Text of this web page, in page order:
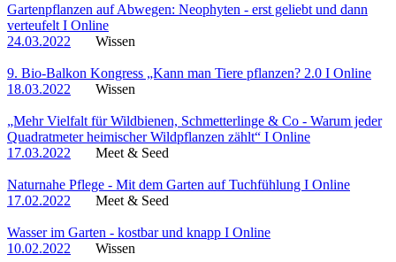
Gartenpflanzen auf Abwegen: Neophyten - erst geliebt und dann
verteufelt I Online
24.03.2022
Wissen
9. Bio-Balkon Kongress „Kann man Tiere pflanzen? 2.0 I Online
18.03.2022
Wissen
„Mehr Vielfalt für Wildbienen, Schmetterlinge & Co - Warum jeder
Quadratmeter heimischer Wildpflanzen zählt“ I Online
17.03.2022
Meet & Seed
Naturnahe Pflege - Mit dem Garten auf Tuchfühlung I Online
17.02.2022
Meet & Seed
Wasser im Garten - kostbar und knapp I Online
10.02.2022
Wissen